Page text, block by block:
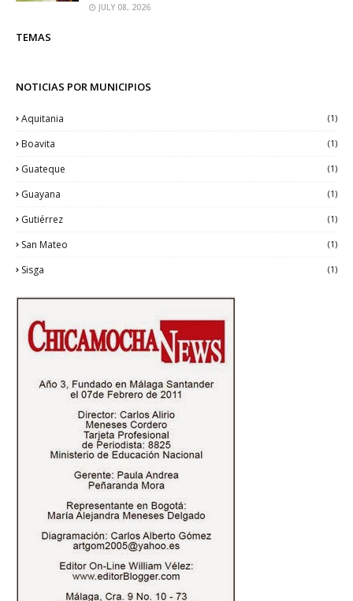
JULY 08, 2026
TEMAS
NOTICIAS POR MUNICIPIOS
Aquitania (1)
Boavita (1)
Guateque (1)
Guayana (1)
Gutiérrez (1)
San Mateo (1)
Sisga (1)